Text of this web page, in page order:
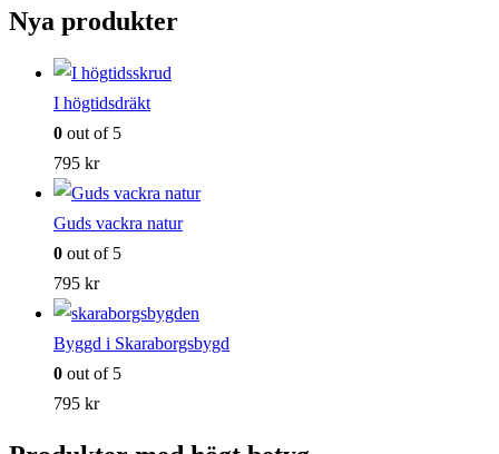
Nya produkter
I högtidsdräkt
0 out of 5
795 kr
Guds vackra natur
0 out of 5
795 kr
Byggd i Skaraborgsbygd
0 out of 5
795 kr